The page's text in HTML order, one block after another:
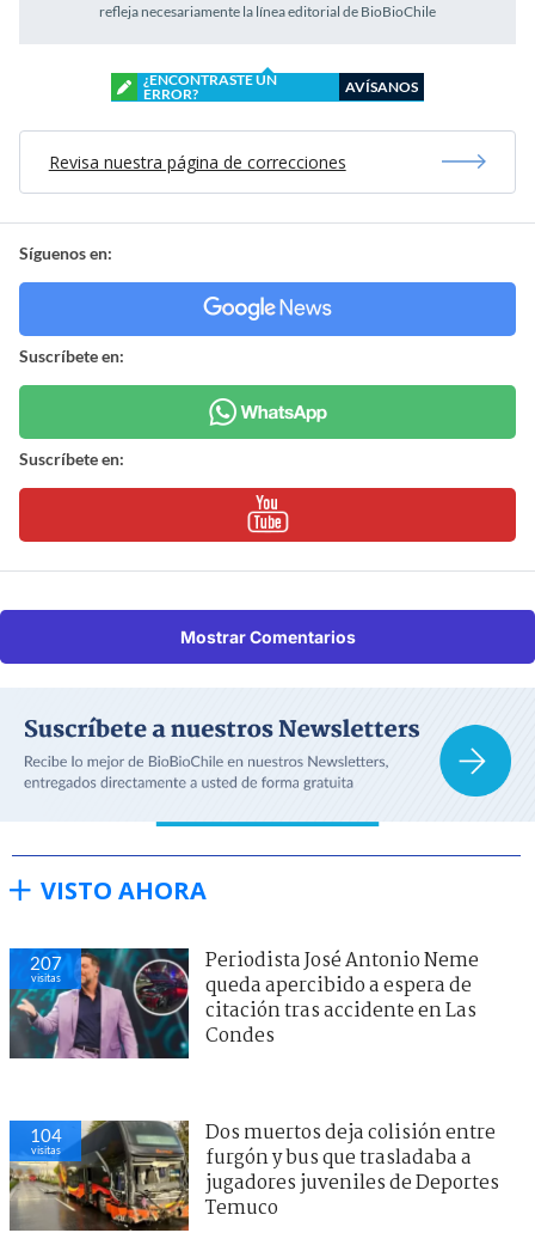
refleja necesariamente la línea editorial de BioBioChile
¿ENCONTRASTE UN
ERROR?
AVÍSANOS
Revisa nuestra página de correcciones
Síguenos en:
Suscríbete en:
Suscríbete en:
Mostrar Comentarios
VISTO AHORA
207
visitas
Periodista José Antonio Neme
queda apercibido a espera de
citación tras accidente en Las
Condes
104
visitas
Dos muertos deja colisión entre
furgón y bus que trasladaba a
jugadores juveniles de Deportes
Temuco